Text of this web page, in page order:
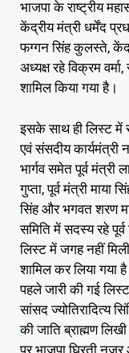
भाजपा के राष्ट्रीय
केंद्रीय मंत्री धर्मेंद
फग्गन सिंह कुलस्ते,
अध्यक्ष रहे विक्रम
शामिल किया गया है।
इसके साथ ही लिस्ट में
एवं संसदीय कार्यमंत्री
भार्गव समेत पूर्व
गुप्ता, पूर्व मंत्री माया
सिंह और भगवत शरण
समिति में सदस्य रहे
लिस्ट में जगह नहीं
शामिल कर लिया गया
पहले जारी की गई
सांसद ज्योतिरादित्य
की जाति ब्राह्मण
पर भाजपा घिरती